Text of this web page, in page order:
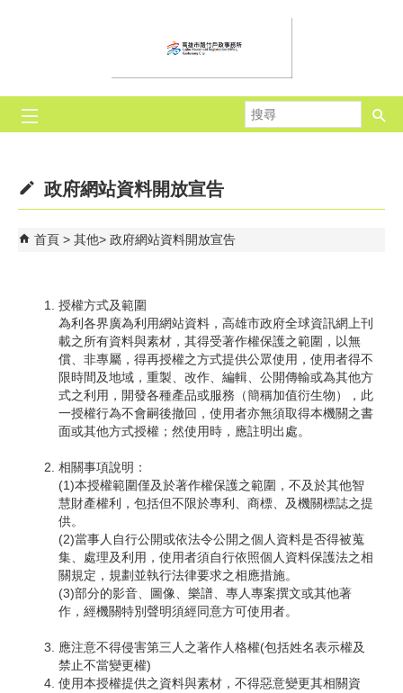
尋
政府網站資料開放宣告
首頁 其他 政府網站資料開放宣告
授權方式及範圍
為利各界廣為利用網站資料，高雄市政府全球資訊網上刊
載之所有資料與素材，其得受著作權保護之範圍，以無
償、非專屬，得再授權之方式提供公眾使用，使用者得不
限時間及地域，重製、改作、編輯、公開傳輸或為其他方
式之利用，開發各種產品或服務（簡稱加值衍生物），此
一授權行為不會嗣後撤回，使用者亦無須取得本機關之書
面或其他方式授權；然使用時，應註明出處。
相關事項說明：
(1)本授權範圍僅及於著作權保護之範圍，不及於其他智
慧財產權利，包括但不限於專利、商標、及機關標誌之提
供。
(2)當事人自行公開或依法令公開之個人資料是否得被蒐
集、處理及利用，使用者須自行依照個人資料保護法之相
關規定，規劃並執行法律要求之相應措施。
(3)部分的影音、圖像、樂譜、專人專案撰文或其他著
作，經機關特別聲明須經同意方可使用者。
應注意不得侵害第三人之著作人格權(包括姓名表示權及
禁止不當變更權)
使用本授權提供之資料與素材，不得惡意變更其相關資